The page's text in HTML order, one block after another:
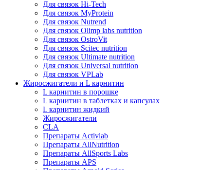
Для связок Hi-Tech
Для связок MyProtein
Для связок Nutrend
Для связок Olimp labs nutrition
Для связок OstroVit
Для связок Scitec nutrition
Для связок Ultimate nutrition
Для связок Universal nutrition
Для связок VPLab
Жиросжигатели и L карнитин
L карнитин в порошке
L карнитин в таблетках и капсулах
L карнитин жидкий
Жиросжигатели
CLA
Препараты Activlab
Препараты AllNutrition
Препараты AllSports Labs
Препараты APS